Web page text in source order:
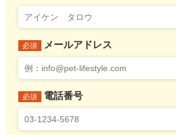
必須 メールアドレス
必須 電話番号